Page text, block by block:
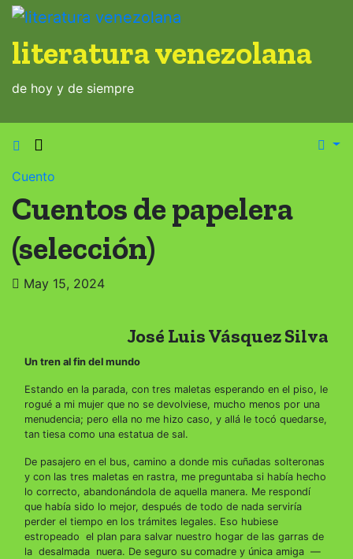
Saltar
contenido
literatura venezolana
de hoy y de siempre
Cuento
Cuentos de papelera
(selección)
May 15, 2024
José Luis Vásquez Silva
Un tren al fin del mundo
Estando en la parada, con tres maletas esperando en el piso, le
rogué a mi mujer que no se devolviese, mucho menos por una
menudencia; pero ella no me hizo caso, y allá le tocó quedarse,
tan tiesa como una estatua de sal.
De pasajero en el bus, camino a donde mis cuñadas solteronas
y con las tres maletas en rastra, me preguntaba si había hecho
lo correcto, abandonándola de aquella manera. Me respondí
que había sido lo mejor, después de todo de nada serviría
perder el tiempo en los trámites legales. Eso hubiese
estropeado el plan para salvar nuestro hogar de las garras de
la desalmada nuera. De seguro su comadre y única amiga —